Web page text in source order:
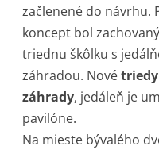
začlenené do návrhu.
koncept bol
triednu škôlku s
záhradou. Novétriedy
záhrady, jedáleň je
pavilóne.
Na mieste bývalého